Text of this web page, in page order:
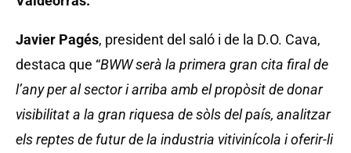
Javier Pagés, president del saló i de la D.O. Cava,
destaca que “BWW serà la primera gran cita firal de
l’any per al sector i arriba amb el propòsit de donar
visibilitat a la gran riquesa de sòls del país, analitzar
els reptes de futur de la industria vitivinícola i oferir-li